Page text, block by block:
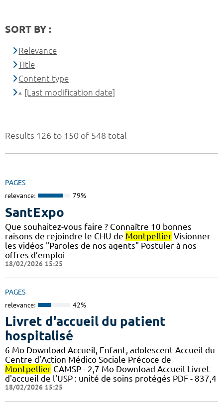
Results 126 to 150 of 548 total
PAGES
relevance: 79%
SantExpo
Que souhaitez-vous faire ? Connaître 10 bonnes
raisons de rejoindre le CHU de Montpellier Visionner
les vidéos "Paroles de nos agents" Postuler à nos
offres d’emploi
18/02/2026 15:25
PAGES
relevance: 42%
Livret d'accueil du patient
hospitalisé
6 Mo Download Accueil, Enfant, adolescent Accueil du
Centre d’Action Médico Sociale Précoce de
Montpellier CAMSP - 2,7 Mo Download Accueil Livret
d'accueil de l'USP : unité de soins protégés PDF - 837,4
18/02/2026 15:25
SORT BY :
Relevance
Title
Content type
[Last modification date]